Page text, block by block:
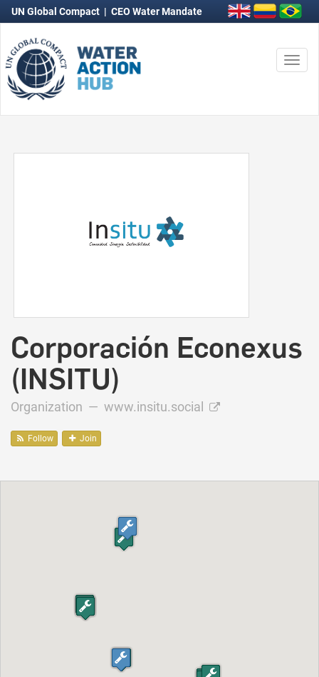
UN Global Compact | CEO Water Mandate
Corporación Econexus
(INSITU)
Organization — www.insitu.social
Follow Join